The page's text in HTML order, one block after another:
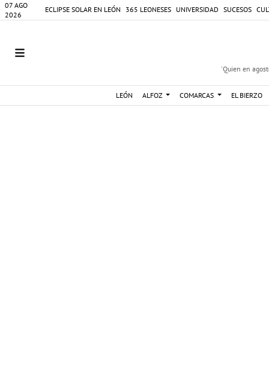
07 AGO
2026
ECLIPSE SOLAR EN LEÓN 365 LEONESES UNIVERSIDAD SUCESOS
'Quien en
LEÓN ALFOZ COMARCAS EL BIERZO